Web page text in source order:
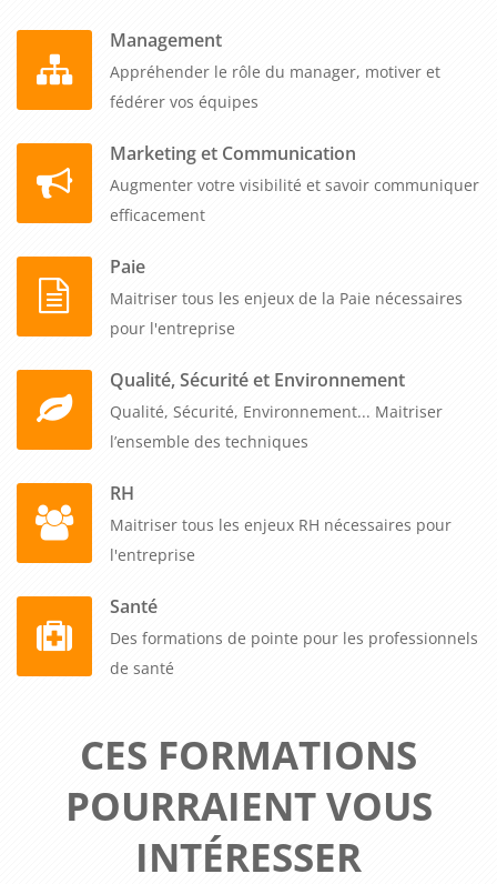
Management
Appréhender le rôle du manager, motiver et
fédérer vos équipes
Marketing et Communication
Augmenter votre visibilité et savoir communiquer
efficacement
Paie
Maitriser tous les enjeux de la Paie nécessaires
pour l'entreprise
Qualité, Sécurité et Environnement
Qualité, Sécurité, Environnement... Maitriser
l’ensemble des techniques
RH
Maitriser tous les enjeux RH nécessaires pour
l'entreprise
Santé
Des formations de pointe pour les professionnels
de santé
CES FORMATIONS
POURRAIENT VOUS
INTÉRESSER